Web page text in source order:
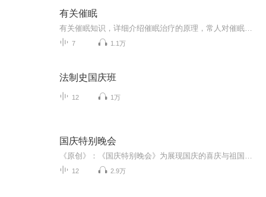
有关催眠
7 1.1万
法制史国庆班
12 1万
国庆特别晚会
12 2.9万